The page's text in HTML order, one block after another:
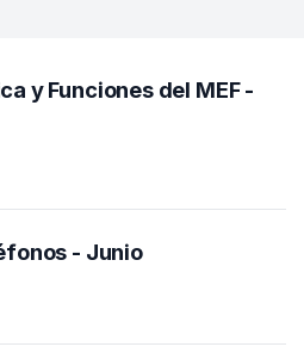
y Funciones del MEF -
- Junio